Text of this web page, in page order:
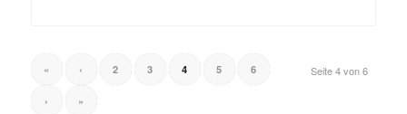
Seite 4 von 6
« ‹ 2 3 4 5 6
› »